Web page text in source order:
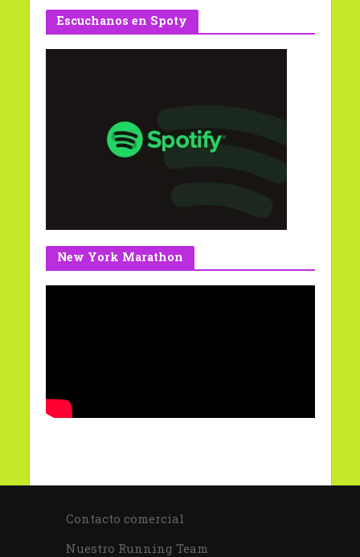
Escuchanos en Spoty
New York Marathon
Contacto comercial
Nuestro Running Team